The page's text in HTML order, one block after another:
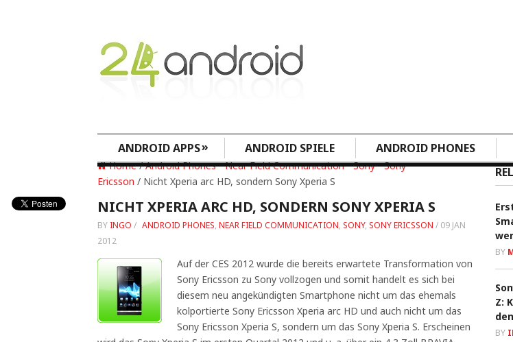
ANDROID APPS» ANDROID SPIELE ANDROID PHONES
Home/Android Phones•Near Field Communication•Sony•Sony
Ericsson / Nicht Xperia arc HD, sondern Sony Xperia S
NICHT XPERIA ARC HD, SONDERN SONY XPERIA S
BY INGO / ANDROID PHONES, NEAR FIELD COMMUNICATION, SONY, SONY ERICSSON / 09 JAN
2012
Auf der CES 2012 wurde die bereits erwartete Transformation von
Sony Ericsson zu Sony vollzogen und somit handelt es sich bei
diesem neu angekündigten Smartphone nicht um das ehemals
kolportierte Sony Ericsson Xperia arc HD und auch nicht um das
Sony Ericsson Xperia S, sondern um das Sony Xperia S. Erscheinen
BY
Z:
BY